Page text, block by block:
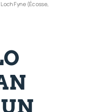
Fyne (Écosse,